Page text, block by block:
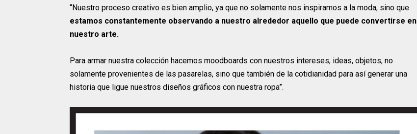
“Nuestro proceso creativo es bien amplio, ya que no solamente nos inspiramos a la moda, sino que
estamos constantemente observando a nuestro alrededor aquello que puede convertirse en
nuestro arte.
Para armar nuestra colección hacemos moodboards con nuestros intereses, ideas, objetos, no
solamente provenientes de las pasarelas, sino que también de la cotidianidad para así generar una
historia que ligue nuestros diseños gráficos con nuestra ropa”.